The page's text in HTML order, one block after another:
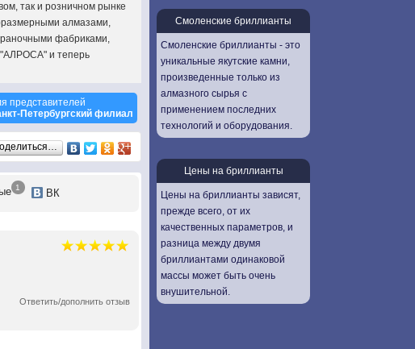
так и розничном рынке
алмазами,
фабриками,
"АЛРОСА" и теперь
представителей
Петербургский филиал
1 ВК
Ответить/дополнить отзыв
Смоленские бриллианты
Смоленские бриллианты - это
уникальные якутские камни,
произведенные только из
алмазного сырья с
применением последних
технологий и оборудования.
Цены на бриллианты
Цены на бриллианты зависят,
прежде всего, от их
качественных параметров, и
разница между двумя
бриллиантами одинаковой
массы может быть очень
внушительной.